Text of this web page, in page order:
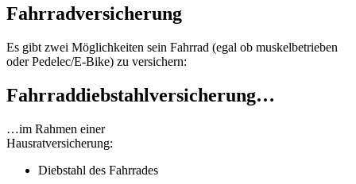
Fahrradversicherung
Es gibt zwei Möglichkeiten sein Fahrrad (egal ob muskelbetrieben
oder Pedelec/E-Bike) zu versichern:
Fahrraddiebstahlversicherung…
…im Rahmen einer
Hausratversicherung:
Diebstahl des Fahrrades